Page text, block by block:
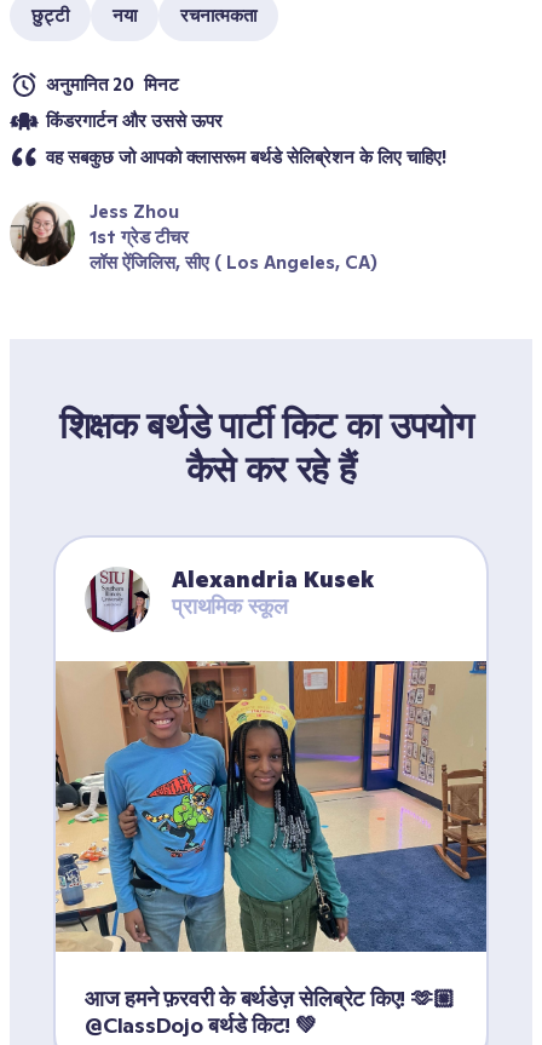
छुट्टी नया रचनात्मकता
अनुमानित 20  मिनट
किंडरगार्टन और उससे ऊपर
वह सबकुछ जो आपको क्लासरूम बर्थडे सेलिब्रेशन के लिए चाहिए!
Jess Zhou
1st ग्रेड टीचर
लॉस ऐंजिलिस, सीए ( Los Angeles, CA)
शिक्षक बर्थडे पार्टी किट का उपयोग
कैसे कर रहे हैं
Alexandria Kusek
प्राथमिक स्कूल
आज हमने फ़रवरी के बर्थडेज़ सेलिब्रेट किए! 🫶🏼
@ClassDojo बर्थडे किट! 💚